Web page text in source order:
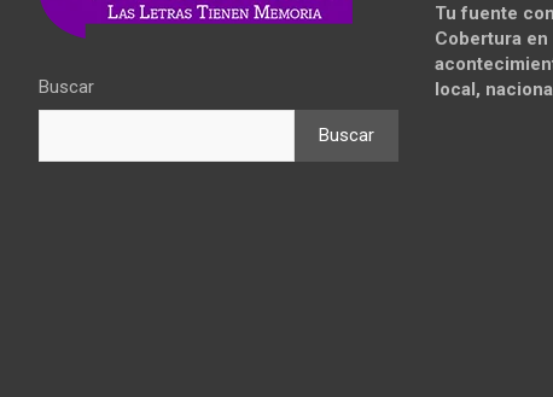
Buscar
Buscar
Tu fuente
Cobertura
local,